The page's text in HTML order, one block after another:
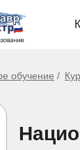
обучение